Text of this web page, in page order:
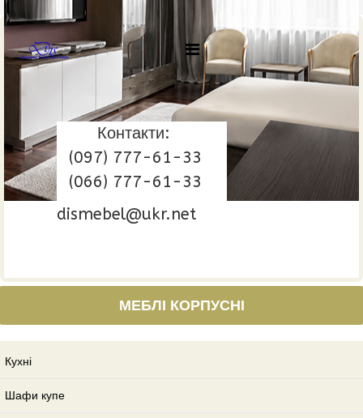
Контакти:
(097) 777-61-33
(066) 777-61-33
dismebel@ukr.net
МЕБЛІ КОРПУСНІ
Кухні
Шафи купе